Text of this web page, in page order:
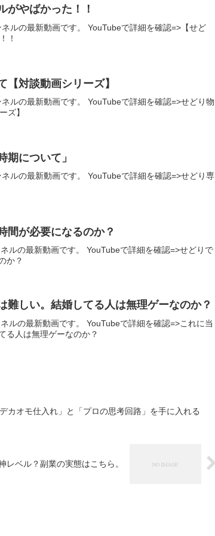
がやばかった！！
ルの最新動画です。 YouTubeで詳細を確認=>【せど
！
【対談動画シリーズ】
ルの最新動画です。 YouTubeで詳細を確認=>せどり物
ズ】
期について」
ルの最新動画です。 YouTubeで詳細を確認=>せどり専
間が必要になるのか？
ルの最新動画です。 YouTubeで詳細を確認=>せどりで
か？
難しい。結婚してる人は無理ゲーなのか？
ルの最新動画です。 YouTubeで詳細を確認=>これに当
る人は無理ゲーなのか？
カオモ仕入れ」と「プロの思考回路」を手に入れる
レベル？副業の実態はこちら。